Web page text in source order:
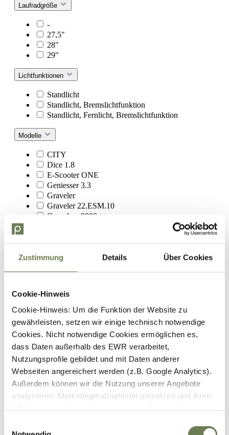
Zustimmung Details Über Cookies
Cookie-Hinweis
Cookie-Hinweis: Um die Funktion der Website zu
gewährleisten, setzen wir einige technisch notwendige
Cookies. Nicht notwendige Cookies ermöglichen es,
dass Daten außerhalb des EWR verarbeitet,
Nutzungsprofile gebildet und mit Daten anderer
Webseiten angereichert werden (z.B. Google Analytics).
Außerdem können wir die Nutzung unserer Angebote
analysieren, Marketingmaßnahmen umsetzen und ihren
Für die genannten Verarbeitungszwecke können
Laufradgröße
-
27,5"
28"
29"
Lichtfunktionen
Standlicht
Standlicht, Bremslichtfunktion
Standlicht, Fernlicht, Bremslichtfunktion
Modelle
CITY
Dice 1.8
E-Scooter ONE
Geniesser 3.3
Graveler
Graveler 22.ESM.10
Graveler e9000
Stack 2.0
Stack 5.0
Motor Drehmoment
40 Nm
46 Nm
50 Nm
70 Nm
100 Nm
Motor Position